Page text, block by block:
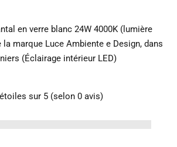
en verre blanc 24W 4000K (lumière
marque Luce Ambiente e Design, dans
(Éclairage intérieur LED)
sur 5 (selon 0 avis)